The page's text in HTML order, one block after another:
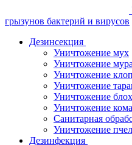
грызунов бактерий и вирусов
Дезинсекция
Уничтожение мух
Уничтожение
Уничтожение
Уничтожение
Уничтожение блох
Уничтожение
Санитарная
Уничтожение пчел
Дезинфекция